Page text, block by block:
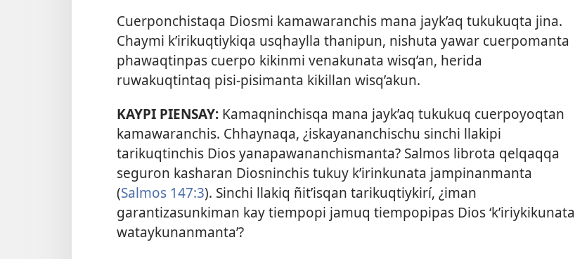
Cuerponchistaqa Diosmi kamawaranchis mana jayk’aq tukukuqta jina.
Chaymi k’irikuqtiykiqa usqhaylla thanipun, nishuta yawar cuerpomanta
phawaqtinpas cuerpo kikinmi venakunata wisq’an, herida
ruwakuqtintaq pisi-pisimanta kikillan wisq’akun.
KAYPI PIENSAY: Kamaqninchisqa mana jayk’aq tukukuq cuerpoyoqtan
kamawaranchis. Chhaynaqa, ¿iskayananchischu sinchi llakipi
tarikuqtinchis Dios yanapawananchismanta? Salmos librota qelqaqqa
seguron kasharan Diosninchis tukuy k’irinkunata jampinanmanta
(Salmos 147:3). Sinchi llakiq ñit’isqan tarikuqtiykirí, ¿iman
garantizasunkiman kay tiempopi jamuq tiempopipas Dios ‘k’iriykikunata
wataykunanmanta’?